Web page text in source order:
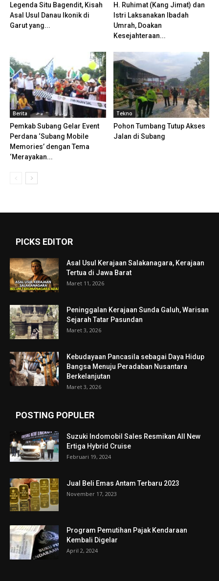
Legenda Situ Bagendit, Kisah
Asal Usul Danau Ikonik di
Garut yang...
H. Ruhimat (Kang Jimat) dan
Istri Laksanakan Ibadah
Umrah, Doakan
Kesejahteraan...
Berita
Pemkab Subang Gelar Event
Perdana ‘Subang Mobile
Memories’ dengan Tema
‘Merayakan...
Tekno
Pohon Tumbang Tutup Akses
Jalan di Subang
PICKS EDITOR
Asal Usul Kerajaan Salakanagara, Kerajaan
Tertua di Jawa Barat
Maret 11, 2026
Peninggalan Kerajaan Sunda Galuh, Warisan
Sejarah Tatar Pasundan
Maret 3, 2026
Kebudayaan Pancasila sebagai Daya Hidup
Bangsa Menuju Peradaban Nusantara
Berkelanjutan
Maret 3, 2026
POSTING POPULER
Suzuki Indomobil Sales Resmikan All New
Ertiga Hybrid Cruise
Februari 19, 2024
Jual Beli Emas Antam Terbaru 2023
November 17, 2023
Program Pemutihan Pajak Kendaraan
Kembali Digelar
April 2, 2024